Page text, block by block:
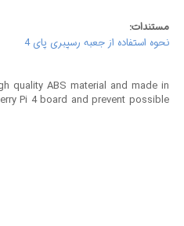
مستندات:
نحوه استفاده از جعبه رسپبری پای 4
quality ABS material and made in
Pi 4 board and prevent possible